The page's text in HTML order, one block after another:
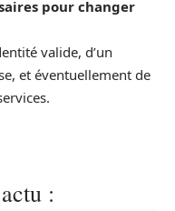
pour changer
valide, d’un
et éventuellement de
: